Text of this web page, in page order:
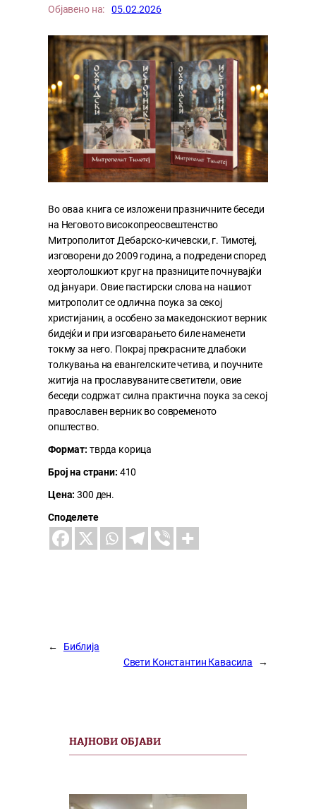
Објавено на: 05.02.2026
Во оваа книга се изложени празничните беседи
на Неговото високопреосвештенство
Митрополитот Дебарско-кичевски, г. Тимотеј,
изговорени до 2009 година, а подредени според
хеортолошкиот круг на празниците почнувајќи
од јануари. Овие пастирски слова на нашиот
митрополит се одлична поука за секој
христијанин, а особено за македонскиот верник
бидејќи и при изговарањето биле наменети
токму за него. Покрај прекрасните длабоки
толкувања на евангелските четива, и поучните
житија на прославуваните светители, овие
беседи содржат силна практична поука за секој
православен верник во современото
општество.
Формат: тврда корица
Број на страни: 410
Цена:300 ден.
Споделете
←
Библија
Свети Константин Кавасила
→
НАЈНОВИ ОБЈАВИ